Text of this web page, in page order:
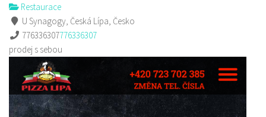
Restaurace
U Synagogy, Česká Lípa, Česko
776336307776336307
prodej s sebou